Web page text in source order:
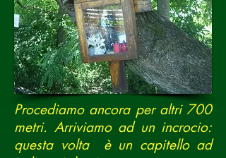
Procediamo ancora per altri 700
metri. Arriviamo ad un incrocio:
questa volta è un capitello ad